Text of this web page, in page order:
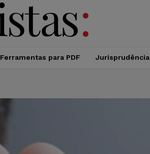
Ferramentas para PDF